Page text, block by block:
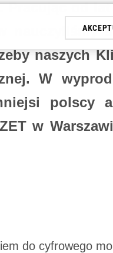
Pracując od
nauczyliśmy
naszych
W
polscy
w
do cyfrowego
interes Eurozet
możesz się
– w zależności od
danych osobowych
Agora S.A.
w każdej chwili
i przechodząc do
następujących celach: